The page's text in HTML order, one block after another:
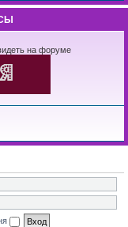
на форуме